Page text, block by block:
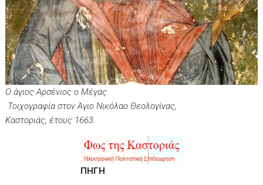
Ο άγιος Αρσένιος ο Μέγας.
Τοιχογραφία στον Άγιο Νικόλαο Θεολογίνας,
Καστοριάς, έτους 1663.
ΠΗΓΗ